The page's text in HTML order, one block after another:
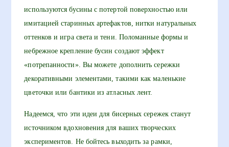
используются бусины с потертой поверхностью или
имитацией старинных артефактов, нитки натуральных
оттенков и игра света и тени. Поломанные формы и
небрежное крепление бусин создают эффект
«потрепанности». Вы можете дополнить сережки
декоративными элементами, такими как маленькие
цветочки или бантики из атласных лент.
Надеемся, что эти идеи для бисерных сережек станут
источником вдохновения для ваших творческих
экспериментов. Не бойтесь выходить за рамки,